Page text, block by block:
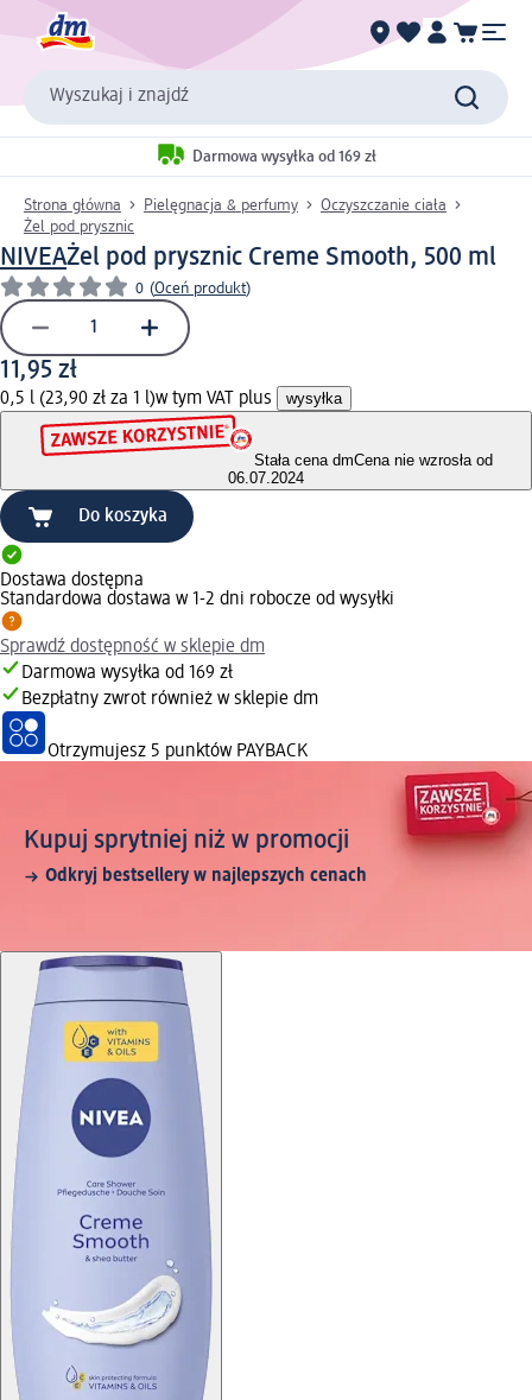
Wyszukaj i znajdź
Darmowa wysyłka od 169 zł
Strona główna Pielęgnacja & perfumy
Oczyszczanie ciała
Żel pod prysznic
NIVEAŻel pod prysznic Creme Smooth, 500 ml
0 (Oceń produkt)
11,95 zł
0,5 l (23,90 zł za 1 l)w tym VAT plus wysyłka
Stała cena dmCena nie wzrosła od
06.07.2024
Do koszyka
Dostawa dostępna
Standardowa dostawa w 1-2 dni robocze od wysyłki
Sprawdź dostępność w sklepie dm
Darmowa wysyłka od 169 zł
Bezpłatny zwrot również w sklepie dm
Otrzymujesz 5 punktów PAYBACK
Kupuj sprytniej niż w promocji
Odkryj bestsellery w najlepszych cenach